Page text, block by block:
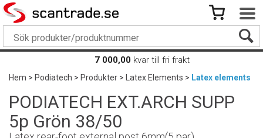
7 000,00 kvar till fri frakt
Hem>Podiatech>Produkter> Latex Elements> Latex elements
PODIATECH EXT.ARCH SUPP
5p Grön 38/50